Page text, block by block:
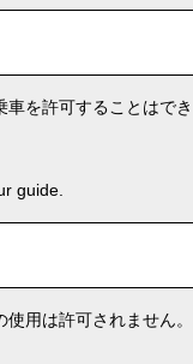
を許可することはでき
guide.
用は許可されません。